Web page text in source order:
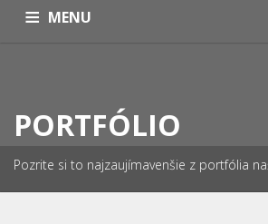
MENU
PORTFÓLIO
Pozrite si to najzaujímavenšie z portfólia